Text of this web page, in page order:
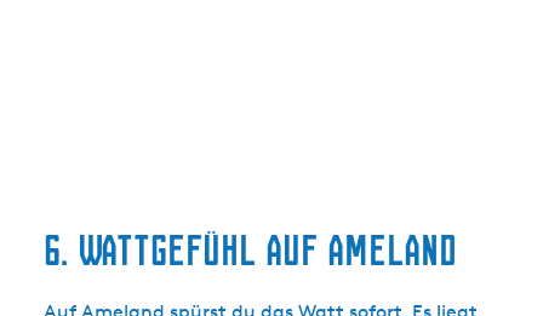
6. Wattgefühl auf Ameland